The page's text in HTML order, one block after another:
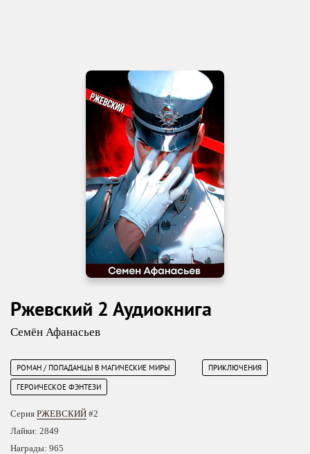
Ржевский 2 Аудиокнига
Семён Афанасьев
РОМАН / ПОПАДАНЦЫ В МАГИЧЕСКИЕ МИРЫ
ПРИКЛЮЧЕНИЯ
ГЕРОИЧЕСКОЕ ФЭНТЕЗИ
Серия РЖЕВСКИЙ #2
Лайки: 2849
Награды: 965